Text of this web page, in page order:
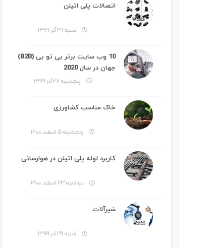
اتصالات پلی اتیلن
شنبه ۲۹ آذر ۱۳۹۹
10 وب سایت برتر بی تو بی (B2B)
جهان در سال 2020
پنجشنبه ۲۷ آذر ۱۳۹۹
خاک مناسب کشاورزی
پنجشنبه ۵ اسفند ۱۴۰۰
کاربرد لوله پلی اتیلن در هوارسانی
دوشنبه ۲۳ اسفند ۱۴۰۰
شیرآلات
شنبه ۲۹ آذر ۱۳۹۹